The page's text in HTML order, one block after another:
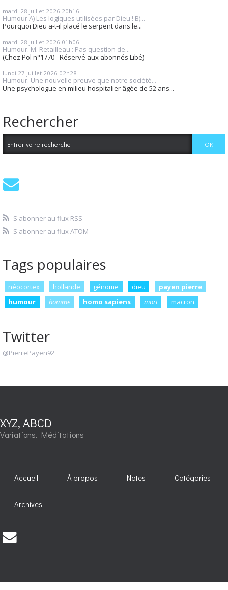
mardi 28 juillet 2026 20h16
Humour A) Les logiques utilisées par Dieu ! B)...
Pourquoi Dieu a-t-il placé le serpent dans le...
mardi 28 juillet 2026 01h06
Humour. M. Retailleau : Pas question de...
(Chez Pol n°1770 - Réservé aux abonnés Libé)
lundi 27 juillet 2026 02h28
Humour. Une nouvelle preuve que notre société...
Une psychologue en milieu hospitalier âgée de 52 ans...
Rechercher
S'abonner au flux RSS
S'abonner au flux ATOM
Tags populaires
néocortex hollande génome dieu
payen pierre
humour
homme homo sapiens mort macron
Twitter
@PierrePayen92
XYZ, ABCD
Variations. Méditations
Accueil À propos Notes Catégories
Archives